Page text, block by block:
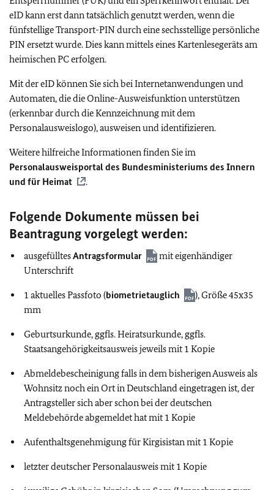
eID kann erst dann tatsächlich genutzt werden, wenn die
fünfstellige Transport-PIN durch eine sechsstellige persönliche
PIN ersetzt wurde. Dies kann mittels eines Kartenlesegeräts am
heimischen PC erfolgen.
Mit der eID können Sie sich bei Internetanwendungen und
Automaten, die die Online-Ausweisfunktion unterstützen
(erkennbar durch die Kennzeichnung mit dem
Personalausweislogo), ausweisen und identifizieren.
Weitere hilfreiche Informationen finden Sie im
Personalausweisportaldes Bundesministeriums des Innern
und für Heimat
.
Folgende Dokumente müssen bei
Beantragung vorgelegt werden:
ausgefülltesAntragsformular
mit eigenhändiger
Unterschrift
1 aktuelles Passfoto (biometrietauglich
), Größe 45x35
mm
Geburtsurkunde, ggfls. Heiratsurkunde, ggfls.
Staatsangehörigkeitsausweis jeweils mit 1 Kopie
Abmeldebescheinigung falls in dem bisherigen Ausweis als
Wohnsitz noch ein Ort in Deutschland eingetragen ist, der
Antragsteller sich aber schon bei der deutschen
Meldebehörde abgemeldet hat mit 1 Kopie
Aufenthaltsgenehmigung für Kirgisistan mit 1 Kopie
letzter deutscher Personalausweis mit 1 Kopie